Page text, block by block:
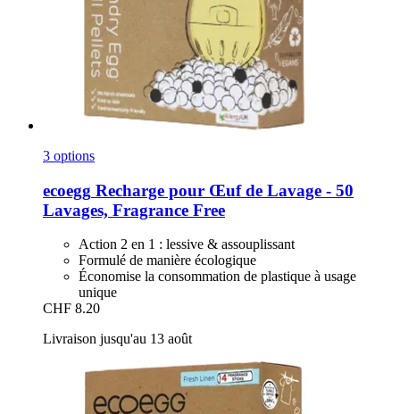
3 options
ecoegg Recharge pour Œuf de Lavage -​ 50
Lavages, Fragrance Free
Action 2 en 1 : lessive & assouplissant
Formulé de manière écologique
Économise la consommation de plastique à usage
unique
CHF 8.20
Livraison jusqu'au 13 août